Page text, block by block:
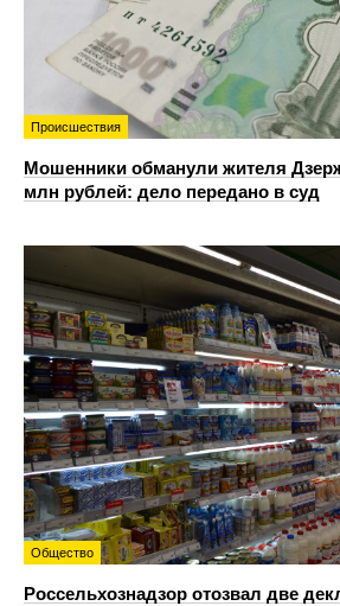
Происшествия
Мошенники обманули жителя
млн рублей: дело передано в суд
Общество
Россельхознадзор отозвал две